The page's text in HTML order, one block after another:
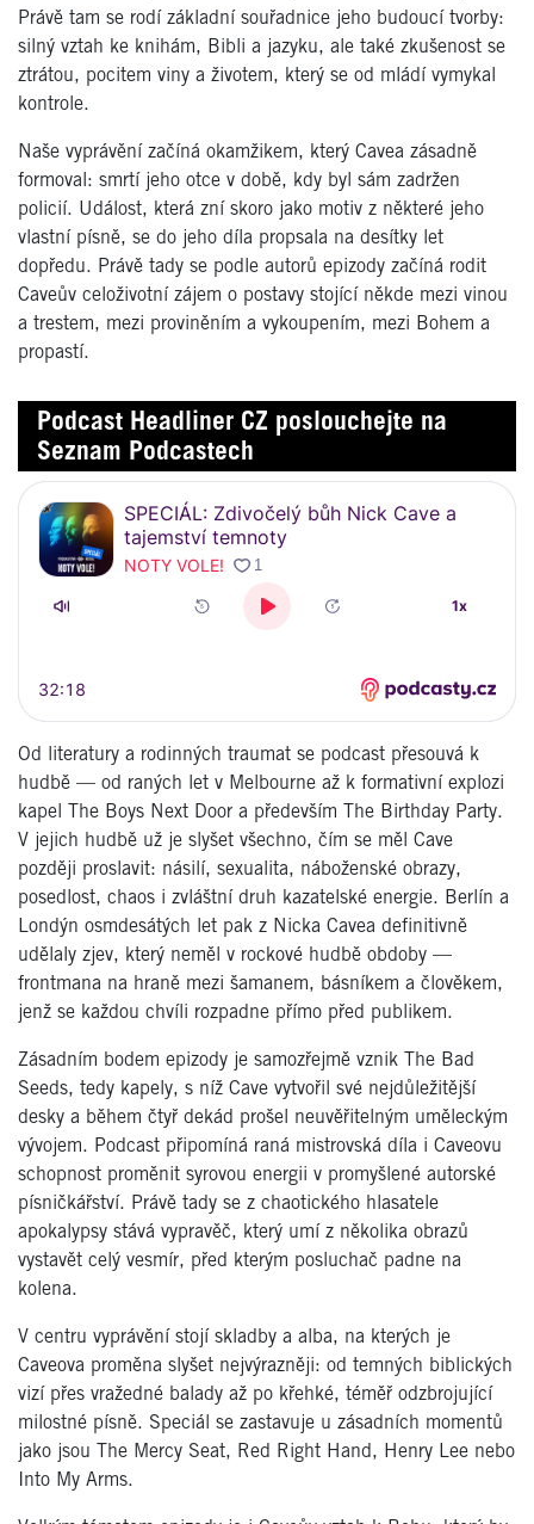
Právě tam se rodí základní souřadnice jeho budoucí tvorby:
silný vztah ke knihám, Bibli a jazyku, ale také zkušenost se
ztrátou, pocitem viny a životem, který se od mládí vymykal
kontrole.
Naše vyprávění začíná okamžikem, který Cavea zásadně
formoval: smrtí jeho otce v době, kdy byl sám zadržen
policií. Událost, která zní skoro jako motiv z některé jeho
vlastní písně, se do jeho díla propsala na desítky let
dopředu. Právě tady se podle autorů epizody začíná rodit
Caveův celoživotní zájem o postavy stojící někde mezi vinou
a trestem, mezi proviněním a vykoupením, mezi Bohem a
propastí.
Podcast Headliner CZ poslouchejte na
Seznam Podcastech
Od literatury a rodinných traumat se podcast přesouvá k
hudbě — od raných let v Melbourne až k formativní explozi
kapel
The Boys Next Door a především The Birthday Party.
V jejich hudbě už je slyšet všechno, čím se měl Cave
později proslavit: násilí, sexualita, náboženské obrazy,
posedlost, chaos i zvláštní druh kazatelské energie. Berlín a
Londýn osmdesátých let pak z Nicka Cavea definitivně
udělaly zjev, který neměl v rockové hudbě obdoby —
frontmana na hraně mezi šamanem, básníkem a člověkem,
jenž se každou chvíli rozpadne přímo před publikem.
Zásadním bodem epizody je samozřejmě vznik
The Bad
Seeds, tedy kapely, s níž Cave vytvořil své nejdůležitější
desky a během čtyř dekád prošel neuvěřitelným uměleckým
vývojem. Podcast připomíná raná mistrovská díla i Caveovu
schopnost proměnit syrovou energii v promyšlené autorské
písničkářství. Právě tady se z chaotického hlasatele
apokalypsy stává vypravěč, který umí z několika obrazů
vystavět celý vesmír, před kterým posluchač padne na
kolena.
V centru vyprávění stojí skladby a alba, na kterých je
Caveova proměna slyšet nejvýrazněji: od temných biblických
vizí přes vražedné balady až po křehké, téměř odzbrojující
milostné písně. Speciál se zastavuje u zásadních momentů
jako jsou
The Mercy Seat, Red Right Hand , Henry Lee nebo
Into My Arms.